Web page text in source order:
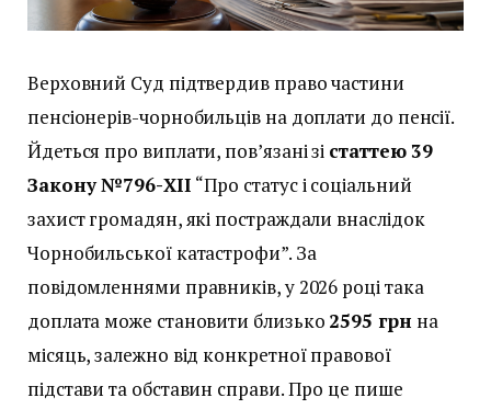
Верховний Суд підтвердив право частини
пенсіонерів-чорнобильців на доплати до пенсії.
Йдеться про виплати, пов’язані зі статтею 39
Закону №796-XII “Про статус і соціальний
захист громадян, які постраждали внаслідок
Чорнобильської катастрофи”. За
повідомленнями правників, у 2026 році така
доплата може становити близько 2595 грн на
місяць, залежно від конкретної правової
підстави та обставин справи. Про це пише